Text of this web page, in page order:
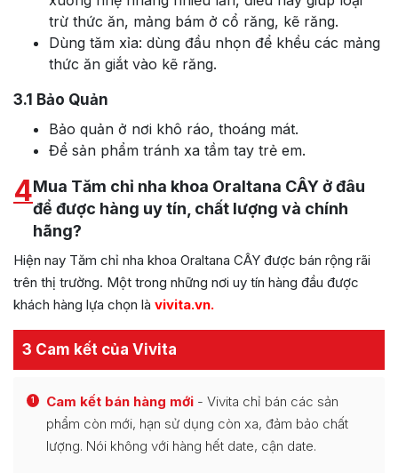
trừ thức ăn, mảng bám ở cổ răng, kẽ răng.
Dùng tăm xỉa: dùng đầu nhọn để khều các mảng
thức ăn giắt vào kẽ răng.
3.1 Bảo Quản
Bảo quản ở nơi khô ráo, thoáng mát.
Để sản phẩm tránh xa tầm tay trẻ em.
4Mua Tăm chỉ nha khoa Oraltana CÂY ở đâu
để được hàng uy tín, chất lượng và chính
hãng?
Hiện nay Tăm chỉ nha khoa Oraltana CÂY được bán rộng rãi
trên thị trường. Một trong những nơi uy tín hàng đầu được
khách hàng lựa chọn là vivita.vn.
3 Cam kết của Vivita
1 Cam kết bán hàng mới - Vivita chỉ bán các sản
phẩm còn mới, hạn sử dụng còn xa, đảm bảo chất
lượng. Nói không với hàng hết date, cận date.